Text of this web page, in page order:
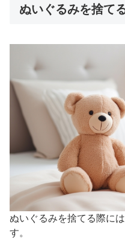
ぬいぐるみを捨て
ぬいぐるみを捨てる際に
す。